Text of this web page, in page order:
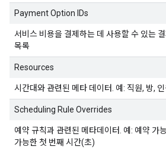
Payment Option IDs
서비스 비용을 결제하는 데 사용할 수 있는
목록
Resources
시간대와 관련된 메타 데이터. 예: 직원, 방,
Scheduling Rule Overrides
예약 규칙과 관련된 메타데이터. 예: 예약 가
가능한 첫 번째 시간(초)